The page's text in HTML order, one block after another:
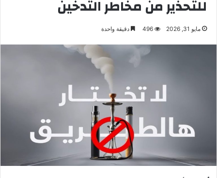
للتحذير من مخاطر التدخين
مايو 31, 2026 496 دقيقة واحدة